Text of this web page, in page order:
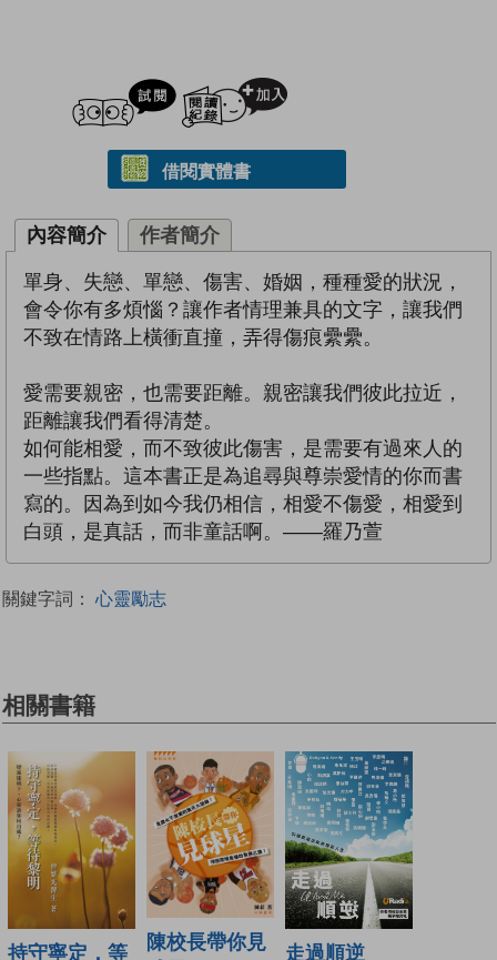
試閲
借閱實體書
內容簡介 作者簡介
單身、失戀、單戀、傷害、婚姻，種種愛的狀況，
會令你有多煩惱？讓作者情理兼具的文字，讓我們
不致在情路上橫衝直撞，弄得傷痕纍纍。
愛需要親密，也需要距離。親密讓我們彼此拉近，
距離讓我們看得清楚。
如何能相愛，而不致彼此傷害，是需要有過來人的
一些指點。這本書正是為追尋與尊崇愛情的你而書
寫的。因為到如今我仍相信，相愛不傷愛，相愛到
白頭，是真話，而非童話啊。——羅乃萱
關鍵字詞： 心靈勵志
相關書籍
持守寧定，等
陳校長帶你見
走過順逆